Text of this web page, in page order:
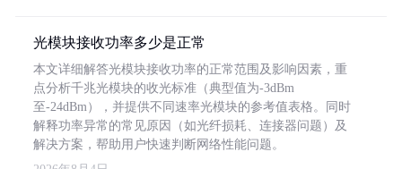
光模块接收功率多少是正常
本文详细解答光模块接收功率的正常范围及影响因素，重
点分析千兆光模块的收光标准（典型值为-3dBm
至-24dBm），并提供不同速率光模块的参考值表格。同时
解释功率异常的常见原因（如光纤损耗、连接器问题）及
解决方案，帮助用户快速判断网络性能问题。